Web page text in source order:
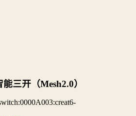
三开（Mesh2.0）